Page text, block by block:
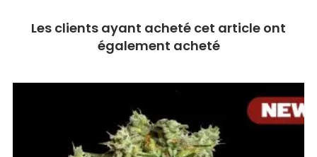
Les clients ayant acheté cet article ont
également acheté